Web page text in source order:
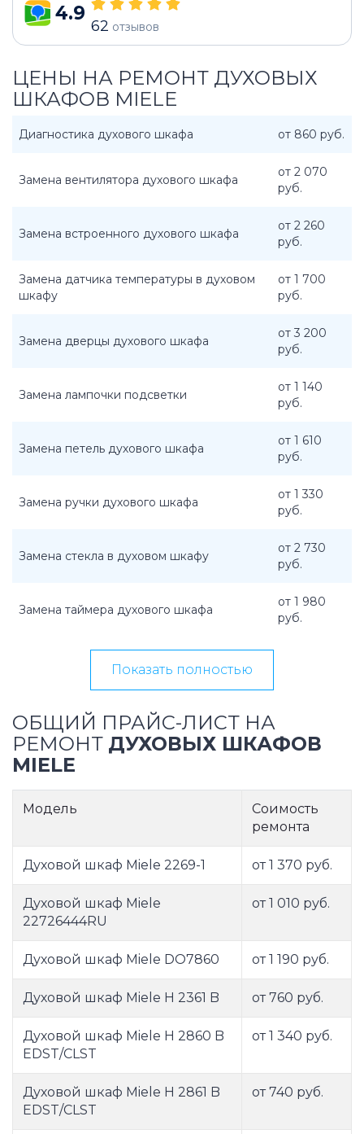
4.9
62 отзывов
ЦЕНЫ НА РЕМОНТ ДУХОВЫХ
ШКАФОВ MIELE
Диагностика духового шкафа от 860 руб.
Замена вентилятора духового шкафа
от 2 070
руб.
Замена встроенного духового шкафа
от 2 260
руб.
Замена датчика температуры в духовом
шкафу
от 1 700
руб.
Замена дверцы духового шкафа
от 3 200
руб.
Замена лампочки подсветки
от 1 140
руб.
Замена петель духового шкафа
от 1 610
руб.
Замена ручки духового шкафа
от 1 330
руб.
Замена стекла в духовом шкафу
от 2 730
руб.
Замена таймера духового шкафа
от 1 980
руб.
Показать полностью
ОБЩИЙ ПРАЙС-ЛИСТ НА
РЕМОНТ ДУХОВЫХ ШКАФОВ
MIELE
Модель
Соимость
ремонта
Духовой шкаф Miele 2269-1 от 1 370 руб.
Духовой шкаф Miele
22726444RU
от 1 010 руб.
Духовой шкаф Miele DO7860 от 1 190 руб.
Духовой шкаф Miele H 2361 B от 760 руб.
Духовой шкаф Miele H 2860 B
EDST/CLST
от 1 340 руб.
Духовой шкаф Miele H 2861 B
EDST/CLST
от 740 руб.